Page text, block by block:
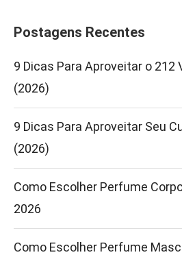
Postagens Recentes
9 Dicas Para Aproveitar o 212
(2026)
9 Dicas Para Aproveitar Seu
(2026)
Como Escolher Perfume
2026
Como Escolher Perfume